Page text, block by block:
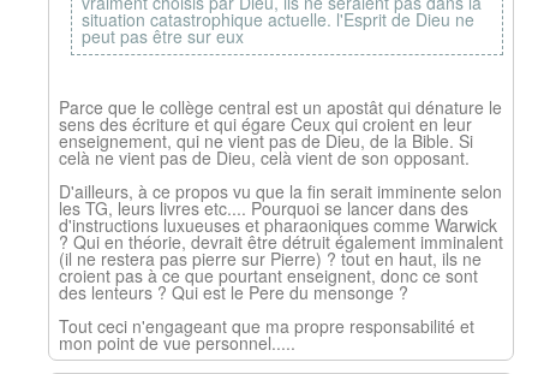
situation catastrophique actuelle. l'Esprit de Dieu ne
peut pas être sur eux
Parce que le collège central est un apostât qui dénature le
sens des écriture et qui égare Ceux qui croient en leur
enseignement, qui ne vient pas de Dieu, de la Bible. Si
celà ne vient pas de Dieu, celà vient de son opposant.
D'ailleurs, à ce propos vu que la fin serait imminente selon
les TG, leurs livres etc.... Pourquoi se lancer dans des
d'instructions luxueuses et pharaoniques comme Warwick
? Qui en théorie, devrait être détruit également imminalent
(il ne restera pas pierre sur Pierre) ? tout en haut, ils ne
croient pas à ce que pourtant enseignent, donc ce sont
des lenteurs ? Qui est le Pere du mensonge ?
Tout ceci n'engageant que ma propre responsabilité et
mon point de vue personnel.....